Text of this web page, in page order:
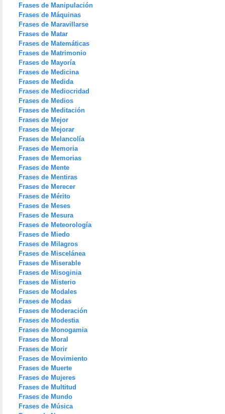
Frases de Manipulación
Frases de Máquinas
Frases de Maravillarse
Frases de Matar
Frases de Matemáticas
Frases de Matrimonio
Frases de Mayoría
Frases de Medicina
Frases de Medida
Frases de Mediocridad
Frases de Medios
Frases de Meditación
Frases de Mejor
Frases de Mejorar
Frases de Melancolía
Frases de Memoria
Frases de Memorias
Frases de Mente
Frases de Mentiras
Frases de Merecer
Frases de Mérito
Frases de Meses
Frases de Mesura
Frases de Meteorología
Frases de Miedo
Frases de Milagros
Frases de Miscelánea
Frases de Miserable
Frases de Misoginia
Frases de Misterio
Frases de Modales
Frases de Modas
Frases de Moderación
Frases de Modestia
Frases de Monogamia
Frases de Moral
Frases de Morir
Frases de Movimiento
Frases de Muerte
Frases de Mujeres
Frases de Multitud
Frases de Mundo
Frases de Música